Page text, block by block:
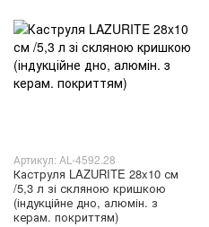
Артикул: AL-4592.28
Каструля LAZURITE 28x10 см
/5,3 л зі скляною кришкою
(індукційне дно, алюмін. з
керам. покриттям)